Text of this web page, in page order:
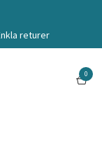
returer
0